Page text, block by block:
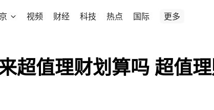
视频 财经 科技 热点 国际 更多
超值理财划算吗 超值